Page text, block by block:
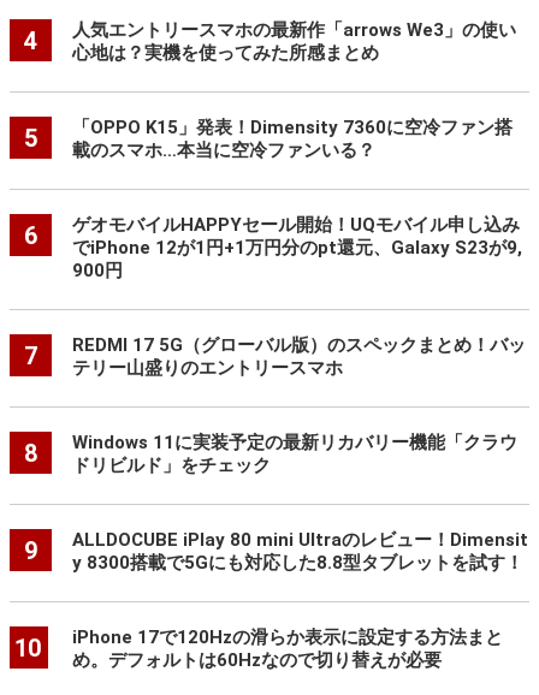
4
人気エントリースマホの最新作「arrows We3」の使い
心地は？実機を使ってみた所感まとめ
5
「OPPO K15」発表！Dimensity 7360に空冷ファン搭
載のスマホ…本当に空冷ファンいる？
6
ゲオモバイルHAPPYセール開始！UQモバイル申し込み
でiPhone 12が1円+1万円分のpt還元、Galaxy S23が9,
900円
7
REDMI 17 5G（グローバル版）のスペックまとめ！バッ
テリー山盛りのエントリースマホ
8
Windows 11に実装予定の最新リカバリー機能「クラウ
ドリビルド」をチェック
9
ALLDOCUBE iPlay 80 mini Ultraのレビュー！Dimensit
y 8300搭載で5Gにも対応した8.8型タブレットを試す！
10
iPhone 17で120Hzの滑らか表示に設定する方法まと
め。デフォルトは60Hzなので切り替えが必要